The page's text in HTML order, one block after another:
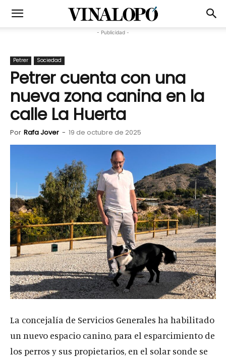
- Publicidad -
Petrer Sociedad
Petrer cuenta con una
nueva zona canina en la
calle La Huerta
Por Rafa Jover - 19 de octubre de 2025
La concejalía de Servicios Generales ha habilitado
un nuevo espacio canino, para el esparcimiento de
los perros y sus propietarios, en el solar sonde se